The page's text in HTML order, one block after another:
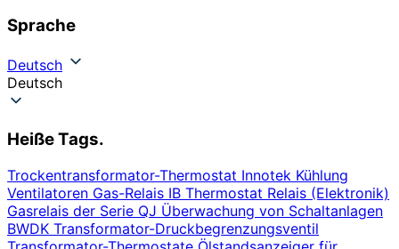
Sprache
Deutsch
Deutsch
Heiße Tags.
Trockentransformator-Thermostat Innotek Kühlung
Ventilatoren Gas-Relais IB Thermostat Relais (Elektronik)
Gasrelais der Serie QJ Überwachung von Schaltanlagen
BWDK Transformator-Druckbegrenzungsventil